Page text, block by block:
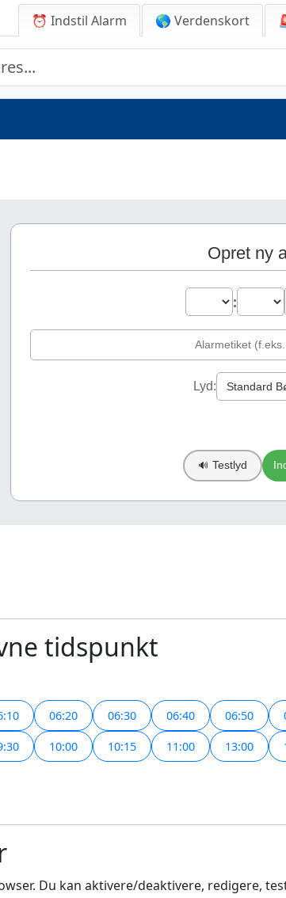
⏰ Indstil Alarm 🌎 Verdenskort
Opret ny
:
Lyd:
🔊 Testlyd
tidspunkt
06:20 06:30 06:40 06:50
10:00 10:15 11:00 13:00
Du kan aktivere/deaktivere, redigere,